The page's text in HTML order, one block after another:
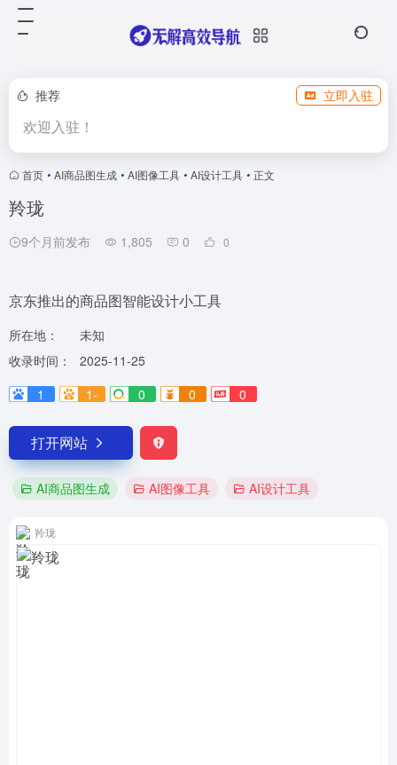
推荐 立即入驻
欢迎入驻！
首页 • AI商品图生成 • AI图像工具 • AI设计工具 • 正文
羚珑
9个月前发布 1,805 0 0
京东推出的商品图智能设计小工具
所在地：
未知
收录时间：
2025-11-25
1
1- 0 0 0
打开网站
AI商品图生成 AI图像工具 AI设计工具
羚珑